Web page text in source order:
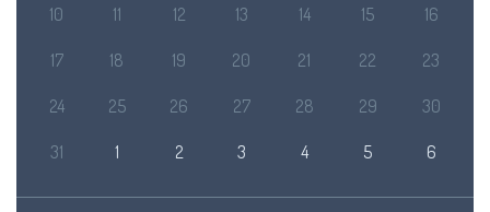
10 11 12 13 14 15 16
17 18 19 20 21 22 23
24 25 26 27 28 29 30
31 1 2 3 4 5 6